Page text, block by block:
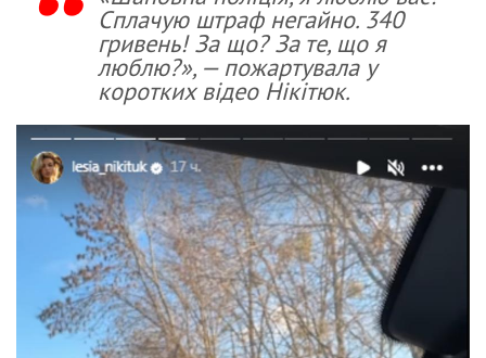
Сплачую штраф негайно. 340
гривень! За що? За те, що я
люблю?», — пожартувала у
коротких відео Нікітюк.